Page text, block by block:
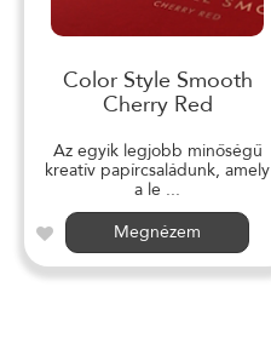
Color Style Smooth
Cherry Red
Az egyik legjobb minőségű
kreatív papírcsaládunk, amely
a le ...
Megnézem